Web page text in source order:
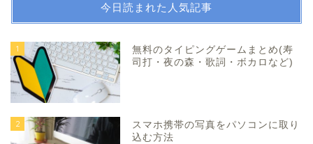
今日読まれた人気記事
1
無料のタイピングゲームまとめ(寿
司打・夜の森・歌詞・ボカロなど)
2
スマホ携帯の写真をパソコンに取り
込む方法